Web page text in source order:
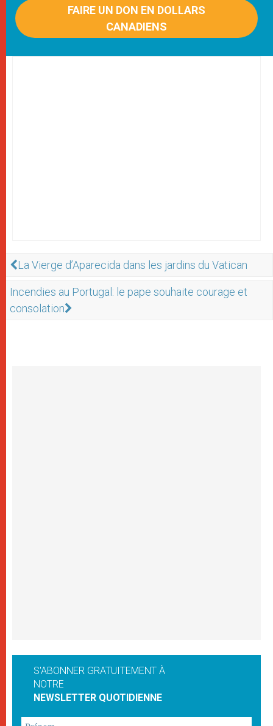
FAIRE UN DON EN DOLLARS
CANADIENS
La Vierge d’Aparecida dans les jardins du Vatican
Incendies au Portugal: le pape souhaite courage et
consolation
S'ABONNER GRATUITEMENT À
NOTRE
NEWSLETTER QUOTIDIENNE